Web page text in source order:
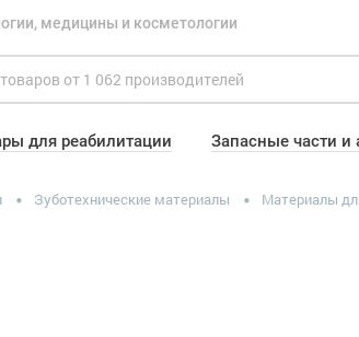
медицины и косметологии
для реабилитации Запасные части и
Зуботехнические материалы Материалы